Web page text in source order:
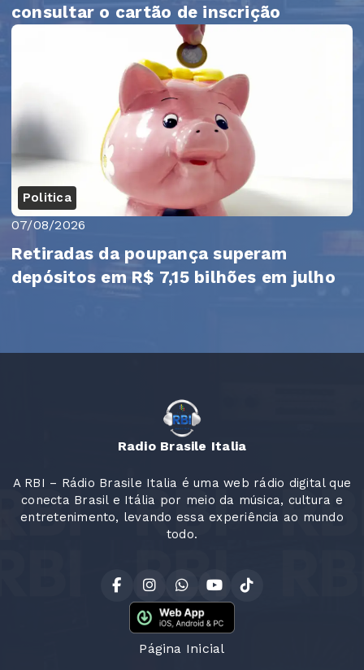
consultar o cartão de inscrição
Politica
07/08/2026
Retiradas da poupança superam
depósitos em R$ 7,15 bilhões em julho
Radio Brasile Italia
A RBI – Rádio Brasile Italia é uma web rádio digital que
conecta Brasil e Itália por meio da música, cultura e
entretenimento, levando essa experiência ao mundo
todo.
Página Inicial